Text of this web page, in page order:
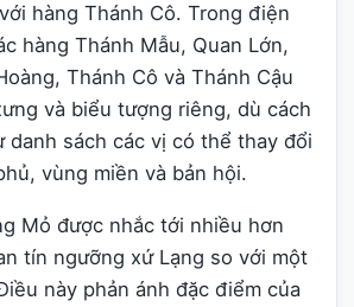
hàng Thánh Cô. Trong điện
hàng Thánh Mẫu, Quan Lớn,
Thánh Cô và Thánh Cậu
và biểu tượng riêng, dù cách
danh sách các vị có thể thay đổi
vùng miền và bản hội.
Mỏ được nhắc tới nhiều hơn
tín ngưỡng xứ Lạng so với một
này phản ánh đặc điểm của